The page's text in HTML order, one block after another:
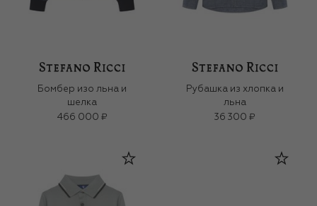
Бомбер изо льна и
шелка
466 000 ₽
Рубашка из хлопка и
льна
36 300 ₽